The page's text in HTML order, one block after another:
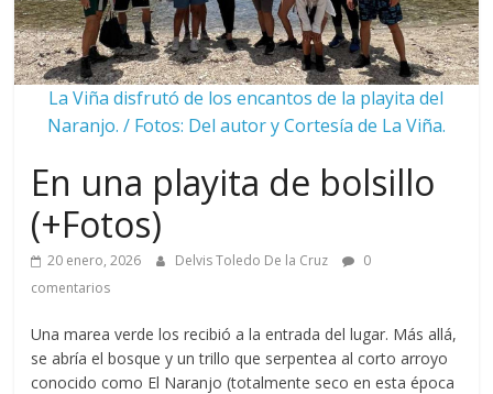
La Viña disfrutó de los encantos de la playita del
Naranjo. / Fotos: Del autor y Cortesía de La Viña.
En una playita de bolsillo
(+Fotos)
20 enero, 2026 Delvis Toledo De la Cruz
0
comentarios
Una marea verde los recibió a la entrada del lugar. Más allá,
se abría el bosque y un trillo que serpentea al corto arroyo
conocido como El Naranjo (totalmente seco en esta época